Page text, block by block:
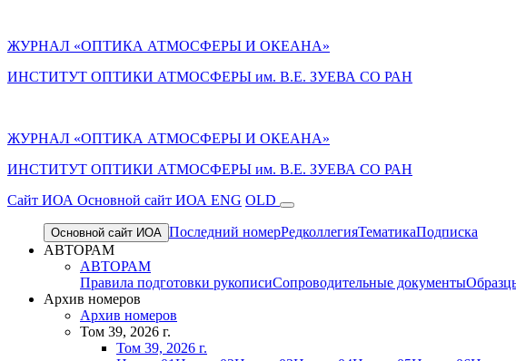
ЖУРНАЛ «ОПТИКА АТМОСФЕРЫ И ОКЕАНА»
ИНСТИТУТ ОПТИКИ АТМОСФЕРЫ им. В.Е. ЗУЕВА СО РАН
ЖУРНАЛ «ОПТИКА АТМОСФЕРЫ И ОКЕАНА»
ИНСТИТУТ ОПТИКИ АТМОСФЕРЫ им. В.Е. ЗУЕВА СО РАН
Cайт ИОА Основной сайт ИОА ENG OLD
Основной сайт ИОА Последний номерРедколлегияТематикаПодписка
АВТОРАМ
АВТОРАМ
Правила подготовки рукописиСопроводительные документы
Архив номеров
Архив номеров
Том 39, 2026 г.
Том 39, 2026 г.